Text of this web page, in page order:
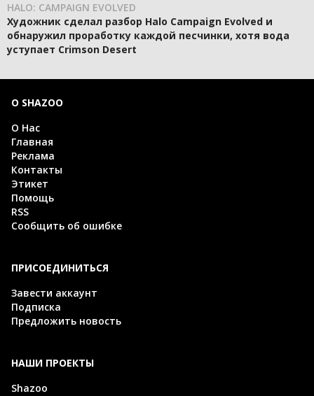
HALO: CAMPAIGN EVOLVED
Художник сделал разбор Halo Campaign Evolved и
обнаружил проработку каждой песчинки, хотя вода
уступает Crimson Desert
О SHAZOO
О Нас
Главная
Реклама
Контакты
Этикет
Помощь
RSS
Сообщить об ошибке
ПРИСОЕДИНИТЬСЯ
Завести аккаунт
Подписка
Предложить новость
НАШИ ПРОЕКТЫ
Shazoo